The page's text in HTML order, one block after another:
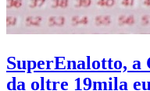
SuperEnalotto,
da oltre 19mila